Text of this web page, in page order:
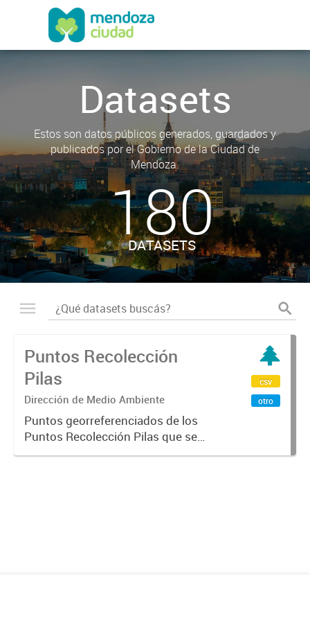
Datasets
Estos son datos públicos generados, guardados y
publicados por el Gobierno de la Ciudad de
Mendoza.
180
DATASETS
Puntos Recolección
Pilas
Dirección de Medio Ambiente
Puntos georreferenciados de los
Puntos Recolección Pilas que se
encuentra en la Ciudad de
csv
otro